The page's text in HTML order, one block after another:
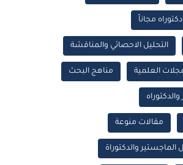
مجاناً
التحليل الاحصائي والمناقشة
العلمية مناهج البحث
مقالات منوعة
والدكتوراة